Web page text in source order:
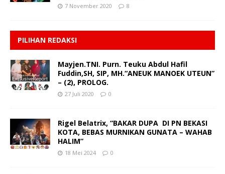
7 November 2020 8
PILIHAN REDAKSI
Mayjen.TNI. Purn. Teuku Abdul Hafil
Fuddin,SH, SIP, MH.“ANEUK MANOEK UTEUN”
– (2), PROLOG.
27 Juli 2020 0
Rigel Belatrix, “BAKAR DUPA DI PN BEKASI
KOTA, BEBAS MURNIKAN GUNATA – WAHAB
HALIM”
18 Mei 2024 0